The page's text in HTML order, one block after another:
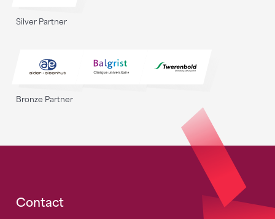
Silver Partner
Bronze Partner
Fusszeile
Contact